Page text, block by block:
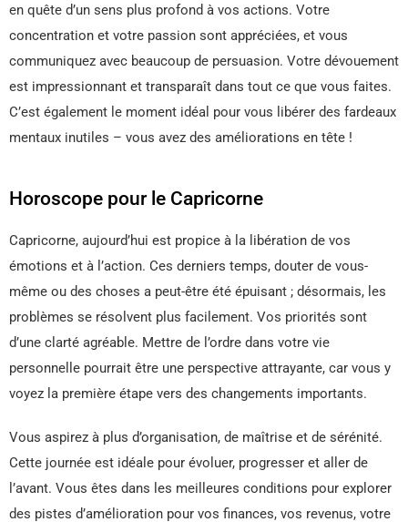
en quête d’un sens plus profond à vos actions. Votre
concentration et votre passion sont appréciées, et vous
communiquez avec beaucoup de persuasion. Votre dévouement
est impressionnant et transparaît dans tout ce que vous faites.
C’est également le moment idéal pour vous libérer des fardeaux
mentaux inutiles – vous avez des améliorations en tête !
Horoscope pour le Capricorne
Capricorne, aujourd’hui est propice à la libération de vos
émotions et à l’action. Ces derniers temps, douter de vous-
même ou des choses a peut-être été épuisant ; désormais, les
problèmes se résolvent plus facilement. Vos priorités sont
d’une clarté agréable. Mettre de l’ordre dans votre vie
personnelle pourrait être une perspective attrayante, car vous y
voyez la première étape vers des changements importants.
Vous aspirez à plus d’organisation, de maîtrise et de sérénité.
Cette journée est idéale pour évoluer, progresser et aller de
l’avant. Vous êtes dans les meilleures conditions pour explorer
des pistes d’amélioration pour vos finances, vos revenus, votre